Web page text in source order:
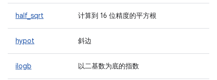
half_sqrt 计算到 16 位精度的平方根
hypot 斜边
ilogb 以二基数为底的指数